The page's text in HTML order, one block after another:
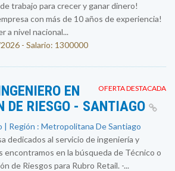
trabajo para crecer y ganar dinero!
con más de 10 años de experiencia!
a nivel nacional...
- Salario: 1300000
OFERTA DESTACADA
EN
DE RIESGO - SANTIAGO
| Región : Metropolitana De Santiago
dedicados al servicio de ingeniería y
encontramos en la búsqueda de Técnico o
de Riesgos para Rubro Retail. -...